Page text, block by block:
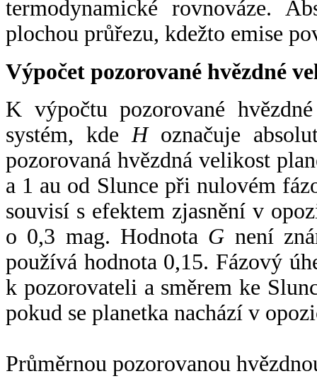
termodynamické rovnováze.
plochou průřezu, kdežto emise
Výpočet pozorované hvězdné
K výpočtu pozorované
systém, kde Hoznačuje
pozorovaná hvězdná velikost
a 1 au od Slunce při nulovém
souvisí s efektem zjasnění v
o 0,3 mag. Hodnota G není
používá hodnota 0,15. Fázový
k pozorovateli a směrem ke
pokud se planetka nachází v
Průměrnou pozorovanou